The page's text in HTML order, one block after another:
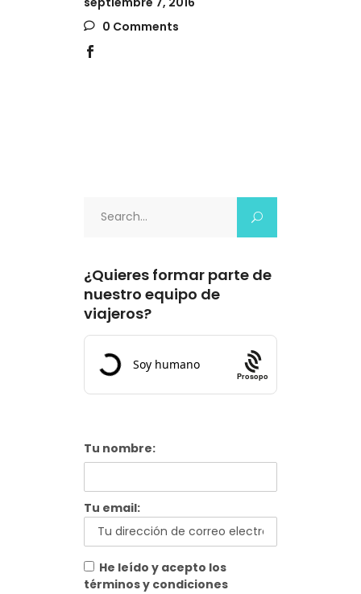
0 Comments
¿Quieres formar parte de
nuestro equipo de
viajeros?
Prosopo
Tu nombre:
Tu email:
He leído y acepto los
términos y condiciones